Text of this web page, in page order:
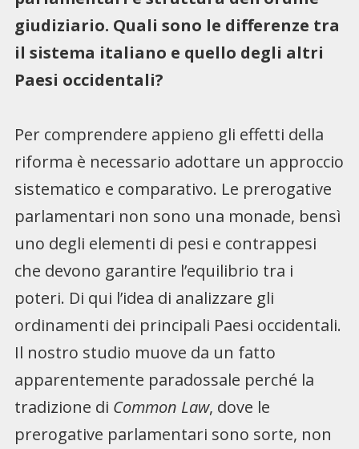
giudiziario. Quali sono le differenze tra
il sistema italiano e quello degli altri
Paesi occidentali?
Per comprendere appieno gli effetti della
riforma è necessario adottare un approccio
sistematico e comparativo. Le prerogative
parlamentari non sono una monade, bensì
uno degli elementi di pesi e contrappesi
che devono garantire l’equilibrio tra i
poteri. Di qui l’idea di analizzare gli
ordinamenti dei principali Paesi occidentali.
Il nostro studio muove da un fatto
apparentemente paradossale perché la
tradizione di Common Law, dove le
prerogative parlamentari sono sorte, non